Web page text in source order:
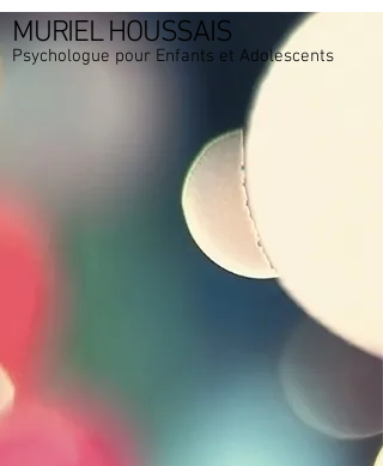
MURIEL HOUSSAIS
Psychologue pour Enfants et Adolescents